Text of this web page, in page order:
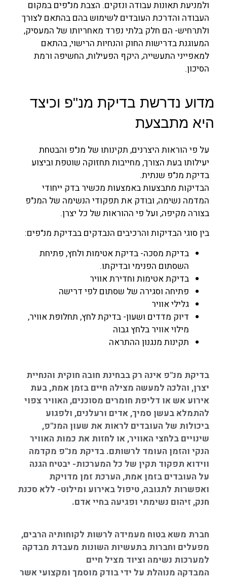
ולמניעת תאונות עבודה ונזקים. הצבת מנ"פים במקום
העבודה והדרכת העובדים לשימוש בהם בהתאם לצורך
ולתרחיש- הם חלק בלתי נפרד מאחריותו של המעסיק,
המעוגנת בדרישות החוק והנחיות הרישוי, בהתאם
למאפייני התעשייה, היקף הפעילות, החשיפה ורמת
הסיכון.
מדוע נדרשת בדיקת מנ"פ וכיצד
היא מתבצעת
על פי הוראות היצרנים, תקינותו של מנ"פ והבטחת
יעילותו בעת הצורך, מחייבות תחזוקה שוטפת וביצוע
בדיקת מנ"פ שנתית.
הבדיקות מתבצעות באמצעות מכשיר בדק ייחודי
המדמה נשימה, ובודק את תפקודי הנשימה של המנ"פ
בצורה מקיפה, ועל פי ההוראות של כל יצרן.
בין סוגי הבדיקות והרכיבים הנבדקים בבדיקת מנ"פים:
בדיקת מסכה- בדיקת אטימות ולחץ, פתיחת
השסתום הפנימי ובדיקתו.
בדיקת אטימות וחדירת אוויר
פתיחה וסגירה של שסתום לפי דרישה
גלילי אוויר
דיוק מדדים ושעון- בדיקת לחץ, תחלופת אוויר,
מילוי אוויר בלחץ גבוה
תקינות מנגנון ההתראה
בדיקת מנ"פ אינה רק בבחינת חובה חוקית והנחיית
יצרן, והלכה למעשה מצילה חיים בזמן אמת, בעת
אירוע אש או דליפת חומרים מסוכנים, האוויר צפוי
להתמלא בעשן סמיך, אדים ורעלנים, ולפגוע
ביכולות של העובדים לראות את שעון המנ"פ,
שינויים בלחצי האוויר, או לחזות את כמות האוויר
הנקי והזמן העומד לרשותם. בדיקת מנ"פ מקדמה
ווידוא תפקוד תקין של כל המערכות- יבטיח הגנה
על העובדים בזמן אמת, הערכת זמן מדויקת
ואפשרות לתגובה, טיפול באירוע ומילוט- ללא סכנת
חנק, זיהום נשימתי ופגיעה בחיי אדם.
חברת משא בטוח מעמידה לרשות לקוחותיה הרבים,
מפעלים וחברות בתעשיות השונות מעבדת מבדקה
למערכות נשימה וציוד מציל חיים
המבדקה מנוהלת על ידי בודק מוסמך ומקצועי אשר